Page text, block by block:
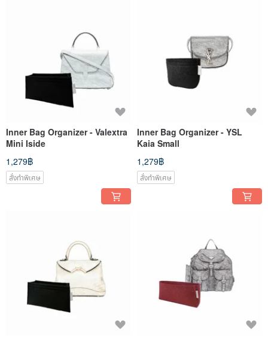
Inner Bag Organizer - Valextra
Mini Iside
1,279฿
สั่งทำพิเศษ
Inner Bag Organizer - YSL
Kaia Small
1,279฿
สั่งทำพิเศษ